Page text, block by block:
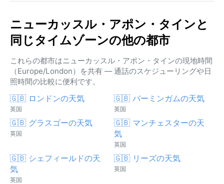
ニューカッスル・アポン・タインと
同じタイムゾーンの他の都市
これらの都市はニューカッスル・アポン・タインの現地時間
（Europe/London）を共有 — 通話のスケジューリングや日
照時間の比較に便利です。
🇬🇧 ロンドンの天気
英国
🇬🇧 バーミンガムの天気
英国
🇬🇧 グラスゴーの天気
英国
🇬🇧 マンチェスターの天
気
英国
🇬🇧 シェフィールドの天
気
英国
🇬🇧 リーズの天気
英国